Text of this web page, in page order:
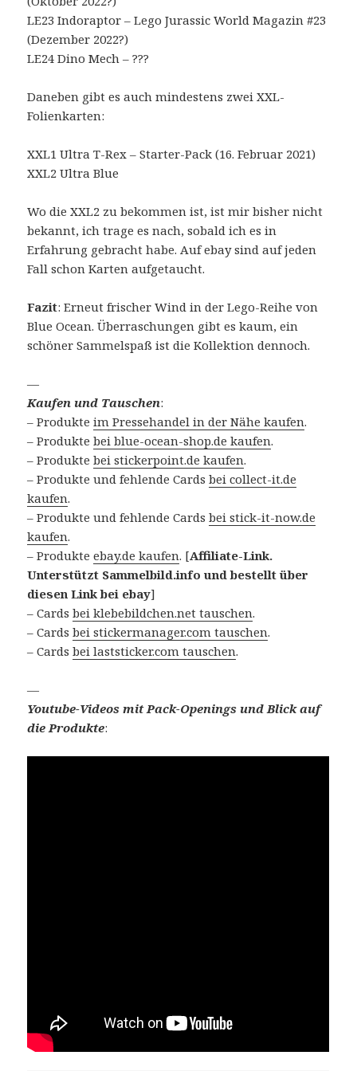
LE23 Indoraptor – Lego Jurassic World Magazin #23
(Dezember 2022?)
LE24 Dino Mech – ???
Daneben gibt es auch mindestens zwei XXL-
Folienkarten:
XXL1 Ultra T-Rex – Starter-Pack (16. Februar 2021)
XXL2 Ultra Blue
Wo die XXL2 zu bekommen ist, ist mir bisher nicht
bekannt, ich trage es nach, sobald ich es in
Erfahrung gebracht habe. Auf ebay sind auf jeden
Fall schon Karten aufgetaucht.
Fazit: Erneut frischer Wind in der Lego-Reihe von
Blue Ocean. Überraschungen gibt es kaum, ein
schöner Sammelspaß ist die Kollektion dennoch.
—
Kaufen und Tauschen:
– Produkteim Pressehandel in der Nähe kaufen.
– Produktebei blue-ocean-shop.de kaufen.
– Produktebei stickerpoint.de kaufen.
– Produkte und fehlende Cardsbei collect-it.de
kaufen.
– Produkte und fehlende Cardsbei stick-it-now.de
kaufen.
– Produkteebay.de kaufen. [Affiliate-Link.
Unterstützt Sammelbild.info und bestellt über
diesen Link bei ebay]
– Cardsbei klebebildchen.net tauschen.
– Cardsbei stickermanager.com tauschen.
– Cardsbei laststicker.com tauschen.
—
Youtube-Videos mit Pack-Openings und Blick auf
die Produkte: